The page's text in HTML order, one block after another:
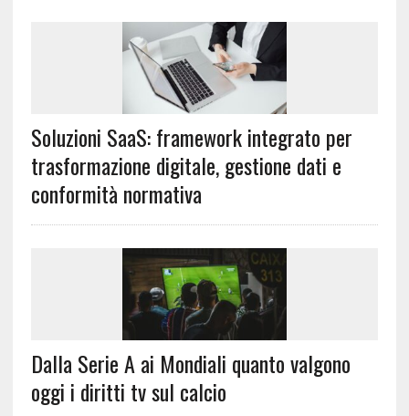
Soluzioni SaaS: framework integrato per
trasformazione digitale, gestione dati e
conformità normativa
Dalla Serie A ai Mondiali quanto valgono
oggi i diritti tv sul calcio